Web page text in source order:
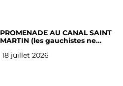
PROMENADE AU CANAL SAINT
MARTIN (les gauchistes ne
18 juillet 2026